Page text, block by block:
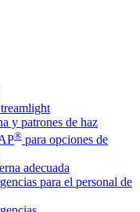
y patrones de haz
® para opciones de
adecuada
para el personal de